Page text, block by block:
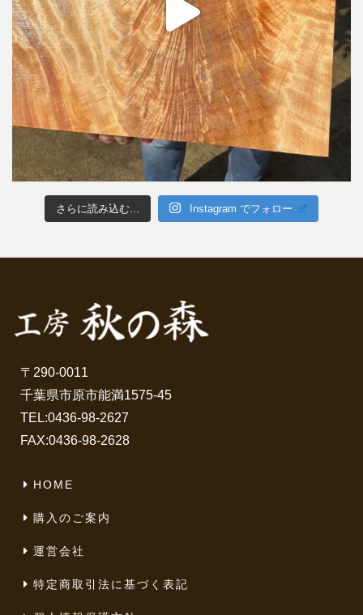
さらに読み込む... Instagram でフォロー
〒290-0011
千葉県市原市能満1575-45
TEL:0436-98-2627
FAX:0436-98-2628
HOME
購入のご案内
運営会社
特定商取引法に基づく表記